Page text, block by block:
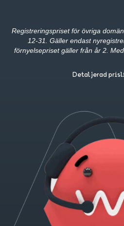
Registreringspriset för övriga
12-31. Gäller endast
förnyelsepriset gäller från år 2.
Detaljerad